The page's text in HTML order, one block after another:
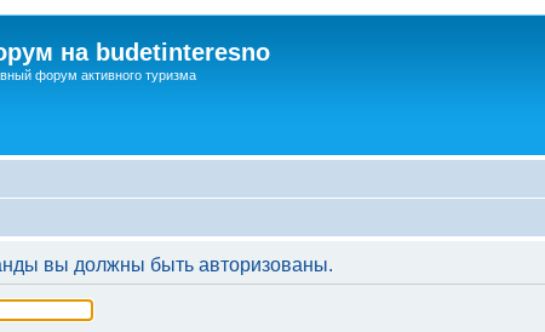
на budetinteresno
форум активного туризма
вы должны быть авторизованы.